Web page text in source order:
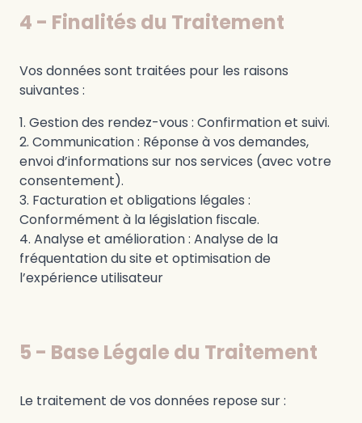
4 - Finalités du Traitement
Vos données sont traitées pour les raisons
suivantes :
Gestion des rendez-vous : Confirmation et suivi.
Communication : Réponse à vos demandes,
envoi d’informations sur nos services (avec votre
consentement).
Facturation et obligations légales :
Conformément à la législation fiscale.
Analyse et amélioration : Analyse de la
fréquentation du site et optimisation de
l’expérience utilisateur
5 - Base Légale du Traitement
Le traitement de vos données repose sur :